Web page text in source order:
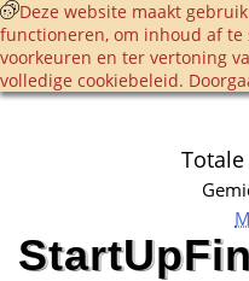
Deze website maakt
functioneren, om inhoud af
voorkeuren en ter vertoning
volledige cookie­beleid.